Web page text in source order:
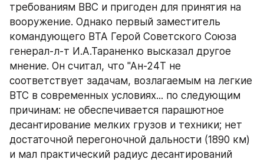
требованиям ВВС и пригоден для принятия на
вооружение. Однако первый заместитель
командующего ВТА Герой Советского Союза
генерал-л-т И.А.Тараненко высказал другое
мнение. Он считал, что "Ан-24Т не
соответствует задачам, возлагаемым на легкие
ВТС в современных условиях... по следующим
причинам: не обеспечивается парашютное
десантирование мелких грузов и техники; нет
достаточной перегоночной дальности (1890 км)
и мал практический радиус десантирований